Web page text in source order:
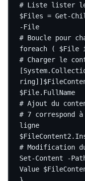
# Liste lister
$Files = Get-
-File
# Boucle pour
foreach ( $File
# Charger le
[
ring
$File.FullName
# Ajout du
# 7 correspond
ligne
# Modification
Set-Content
-
Value